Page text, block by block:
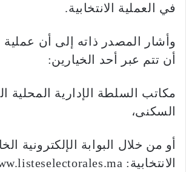
في العملية الانتخابية.
وأشار المصدر ذاته إلى أن
أن تتم عبر أحد الخيارين:
مكاتب السلطة الإدارية المحلية
السكنى،
أو من خلال البوابة الإلكترونية
الانتخابية: www.listeselectorales.ma.